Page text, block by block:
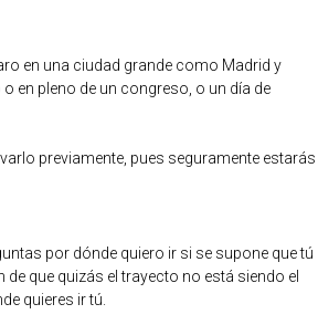
en una ciudad grande como Madrid y
en pleno de un congreso, o un día de
previamente, pues seguramente estarás
por dónde quiero ir si se supone que tú
que quizás el trayecto no está siendo el
quieres ir tú.